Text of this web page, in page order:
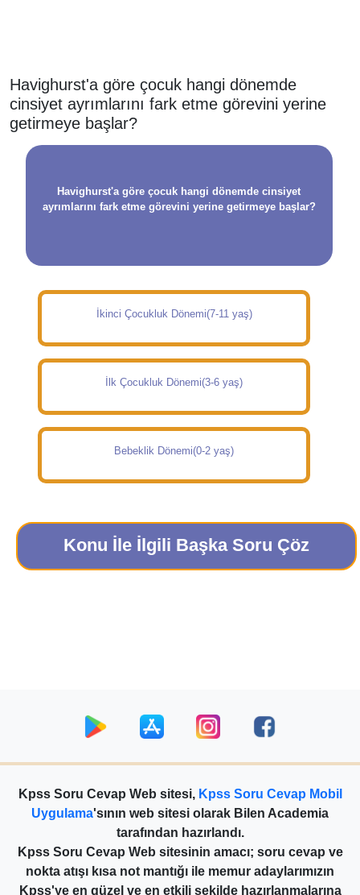
Havighurst'a göre çocuk hangi dönemde
cinsiyet ayrımlarını fark etme görevini yerine
getirmeye başlar?
Havighurst'a göre çocuk hangi dönemde cinsiyet
ayrımlarını fark etme görevini yerine getirmeye başlar?
İkinci Çocukluk Dönemi(7-11 yaş)
İlk Çocukluk Dönemi(3-6 yaş)
Bebeklik Dönemi(0-2 yaş)
Konu İle İlgili Başka Soru Çöz
Kpss Soru Cevap Web sitesi, Kpss Soru Cevap Mobil
Uygulama'sının web sitesi olarak Bilen Academia
tarafından hazırlandı.
Kpss Soru Cevap Web sitesinin amacı; soru cevap ve
nokta atışı kısa not mantığı ile memur adaylarımızın
Kpss'ye en güzel ve en etkili şekilde hazırlanmalarına